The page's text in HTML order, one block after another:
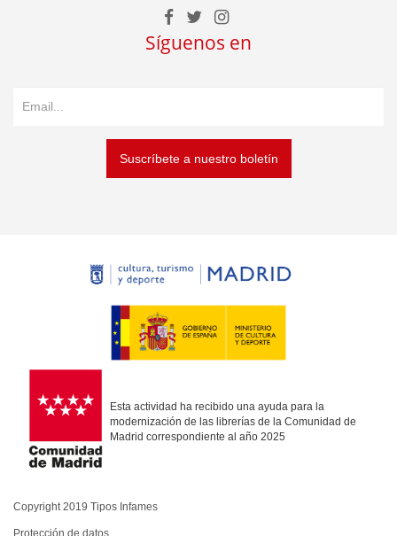
Síguenos en
Suscríbete a nuestro boletín
Esta actividad ha recibido una ayuda para la
modernización de las librerías de la Comunidad de
Madrid correspondiente al año 2025
Copyright 2019 Tipos Infames